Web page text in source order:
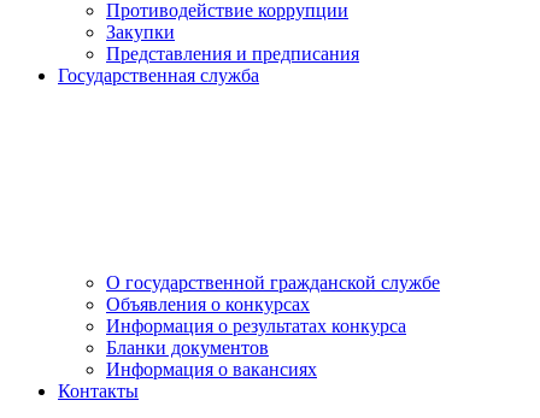
Противодействие коррупции
Закупки
Представления и предписания
Государственная служба
О государственной гражданской службе
Объявления о конкурсах
Информация о результатах конкурса
Бланки документов
Информация о вакансиях
Контакты